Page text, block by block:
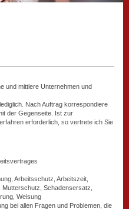
und mittlere Unternehmen und
Nach Auftrag korrespondiere
der Gegenseite. Ist zur
erforderlich, so vertrete ich Sie
Arbeitsschutz, Arbeitszeit,
Schadensersatz,
Weisung
bei allen Fragen und Problemen, die